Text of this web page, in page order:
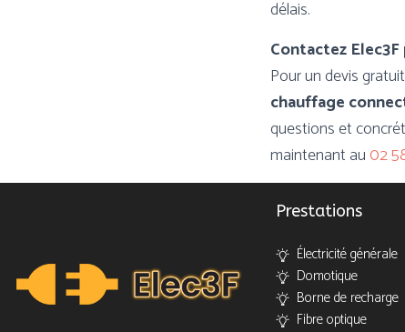
délais.
Contactez
Pour un devis
chauffage
questions et
maintenant au 02
Prestations
Électricité générale
Domotique
Borne de recharge
Fibre optique